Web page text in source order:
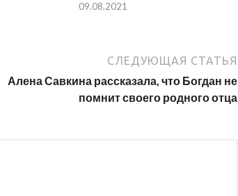
09.08.2021
СЛЕДУЮЩАЯ СТАТЬЯ
Алена Савкина рассказала, что Богдан не
помнит своего родного отца